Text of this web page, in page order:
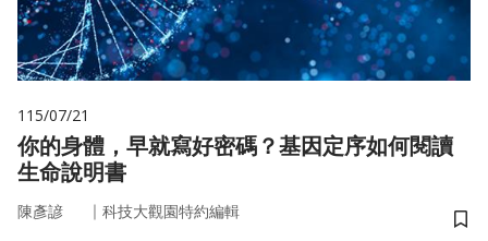
115/07/21
你的身體，早就寫好密碼？基因定序如何閱讀
生命說明書
陳彥諺 ｜ 科技大觀園特約編輯
儲